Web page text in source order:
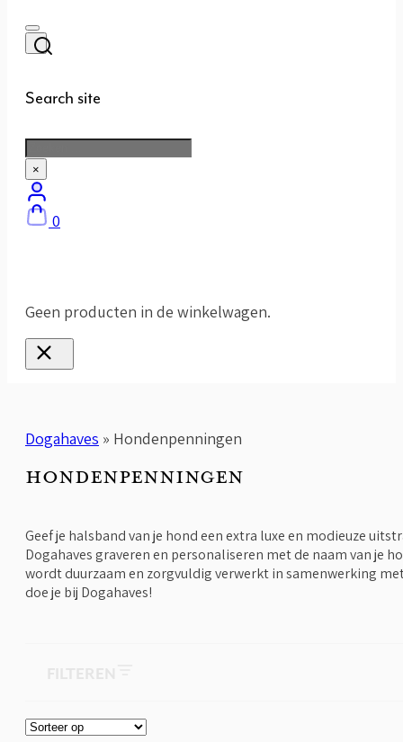
Search site
Zoeken
×
0
Geen producten in de winkelwagen.
Dogahaves » Hondenpenningen
HONDENPENNINGEN
Geef je halsband van je hond een extra luxe en modieuze
Dogahaves graveren en personaliseren met de naam van je
wordt duurzaam en zorgvuldig verwerkt in samenwerking
doe je bij Dogahaves!